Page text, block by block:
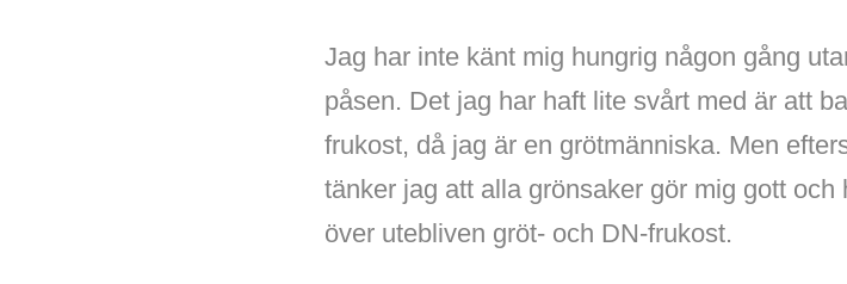
Jag har inte känt mig hungrig någon gång
påsen. Det jag har haft lite svårt med är att
frukost, då jag är en grötmänniska. Men
tänker jag att alla grönsaker gör mig gott
över utebliven gröt- och DN-frukost.